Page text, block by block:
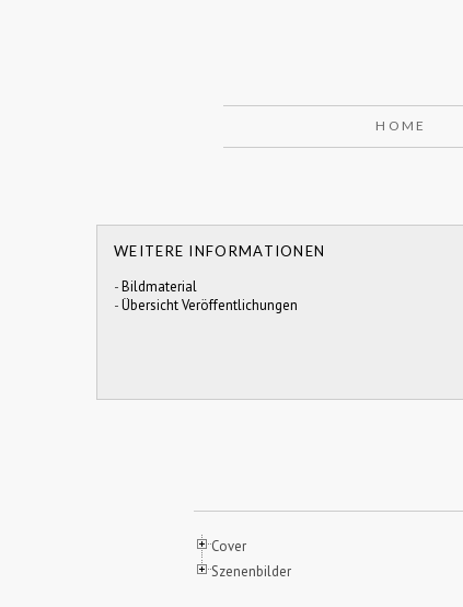
HOME
WEITERE INFORMATIONEN
-Bildmaterial
-Übersicht Veröffentlichungen
Cover
Szenenbilder